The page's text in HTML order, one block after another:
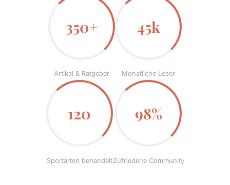
350+
Artikel & Ratgeber
45k
Monatliche Leser
120
Sportarten behandelt
98%
Zufriedene Community